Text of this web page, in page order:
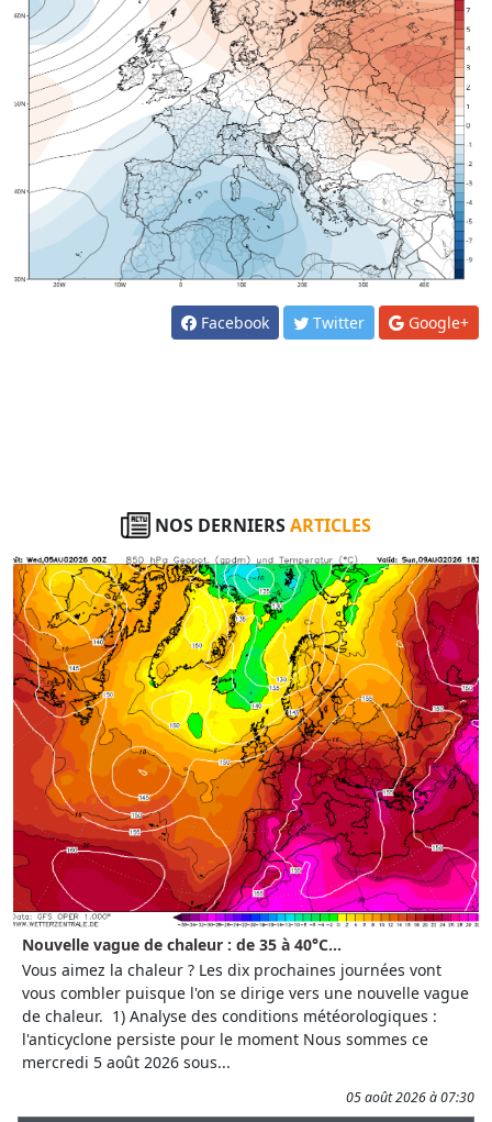
Facebook Twitter Google+
NOS DERNIERSARTICLES
Nouvelle vague de chaleur : de 35 à 40°C...
Vous aimez la chaleur ? Les dix prochaines journées vont
vous combler puisque l'on se dirige vers une nouvelle vague
de chaleur. 1) Analyse des conditions météorologiques :
l'anticyclone persiste pour le moment Nous sommes ce
mercredi 5 août 2026 sous...
05 août 2026 à 07:30